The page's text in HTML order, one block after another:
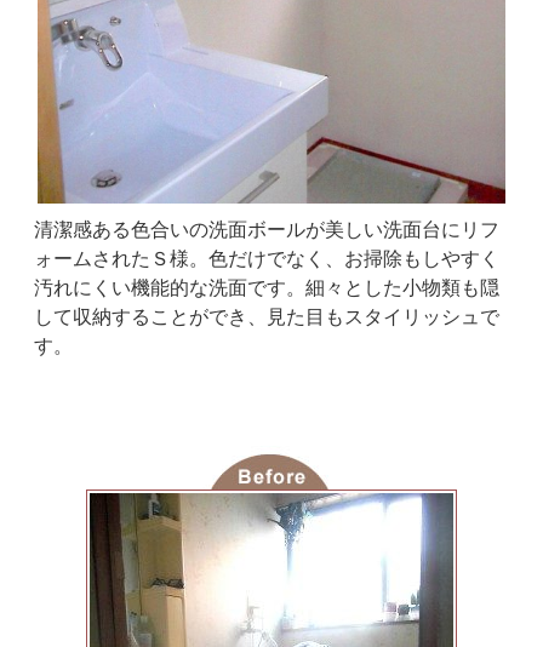
清潔感ある色合いの洗面ボールが美しい洗面台にリフ
ォームされたＳ様。色だけでなく、お掃除もしやすく
汚れにくい機能的な洗面です。細々とした小物類も隠
して収納することができ、見た目もスタイリッシュで
す。